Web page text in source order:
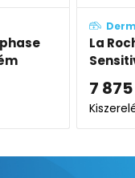
Dermokozmetikum
La Roche-Posay
Sensitive nyugtató-
Kiszerelés: 40ML